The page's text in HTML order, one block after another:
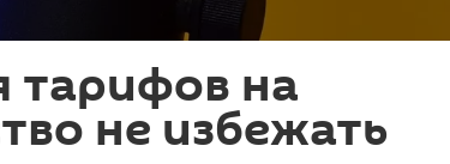
на
не избежать